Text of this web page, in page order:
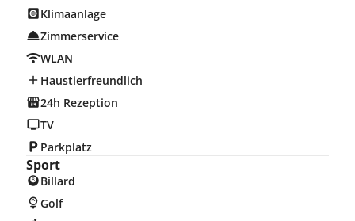
Klimaanlage
Zimmerservice
WLAN
Haustierfreundlich
24h Rezeption
TV
Parkplatz
Sport
Billard
Golf